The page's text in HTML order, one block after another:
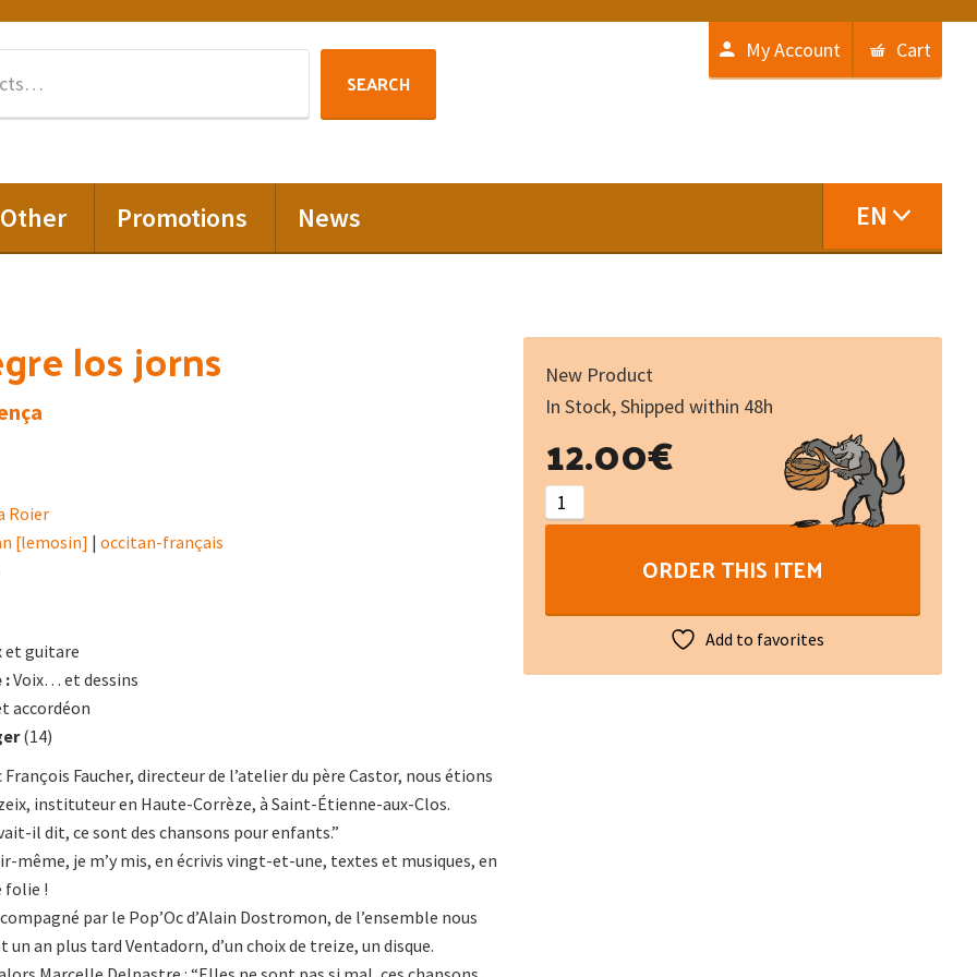
SEARCH
My Account Cart
Other Promotions News EN
los jorns
Roier
[lemosin] | occitan-français
et guitare
:Voix… et dessins
accordéon
(14)
François Faucher, directeur de l’atelier du père Castor, nous étions
instituteur en Haute-Corrèze, à Saint-Étienne-aux-Clos.
il dit, ce sont des chansons pour enfants.”
même, je m’y mis, en écrivis vingt-et-une, textes et musiques, en
folie !
par le Pop’Oc d’Alain Dostromon, de l’ensemble nous
an plus tard Ventadorn, d’un choix de treize, un disque.
New Product
In Stock, Shipped within 48h
12.00€
tut
segre
los
ORDER THIS ITEM
Add to favorites